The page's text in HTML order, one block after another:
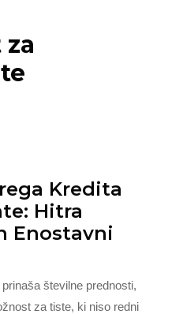
Kredita
Hitra
Enostavni
številne prednosti,
za tiste, ki niso redni